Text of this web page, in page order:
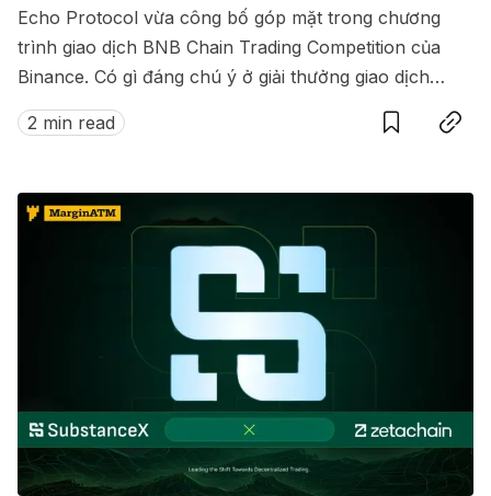
Echo Protocol vừa công bố góp mặt trong chương
trình giao dịch BNB Chain Trading Competition của
Binance. Có gì đáng chú ý ở giải thưởng giao dịch
này?
2 min read
SaveCopy link